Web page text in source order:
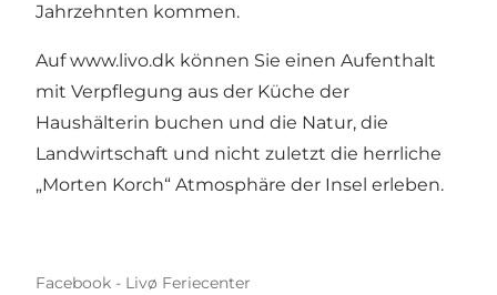
Jahrzehnten kommen.
Aufwww.livo.dk können Sie einen Aufenthalt
mit Verpflegung aus der Küche der
Haushälterin buchen und die Natur, die
Landwirtschaft und nicht zuletzt die herrliche
„Morten Korch“ Atmosphäre der Insel erleben.
Facebook - Livø Feriecenter